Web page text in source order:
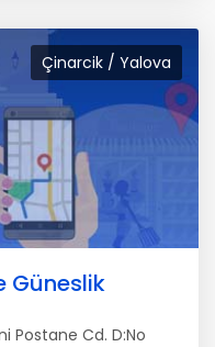
Çinarcik / Yalova
Güneslik
Postane Cd. D:No